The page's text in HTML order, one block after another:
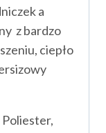
a
z bardzo
ciepło
Poliester,